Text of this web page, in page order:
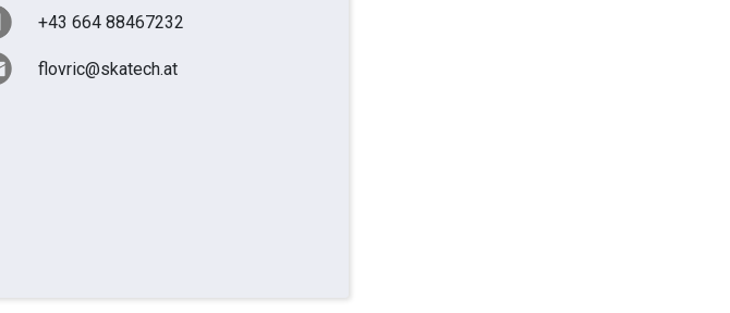
+43 664 88467232
flovric@skatech.at